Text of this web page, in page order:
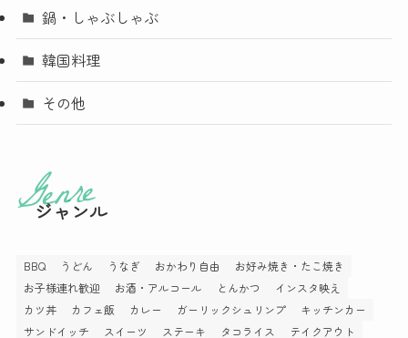
鍋・しゃぶしゃぶ
韓国料理
その他
ジャンル
BBQ うどん うなぎ おかわり自由
お好み焼き・たこ焼き
お子様連れ歓迎
お酒・アルコール とんかつ
インスタ映え
カツ丼
カフェ飯 カレー ガーリックシュリンプ
キッチンカー
サンドイッチ
スイーツ ステーキ タコライス
テイクアウト